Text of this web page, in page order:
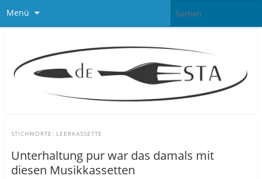
Menü
STICHWORTE: LEERKASSETTE
Unterhaltung pur war das damals mit
diesen Musikkassetten